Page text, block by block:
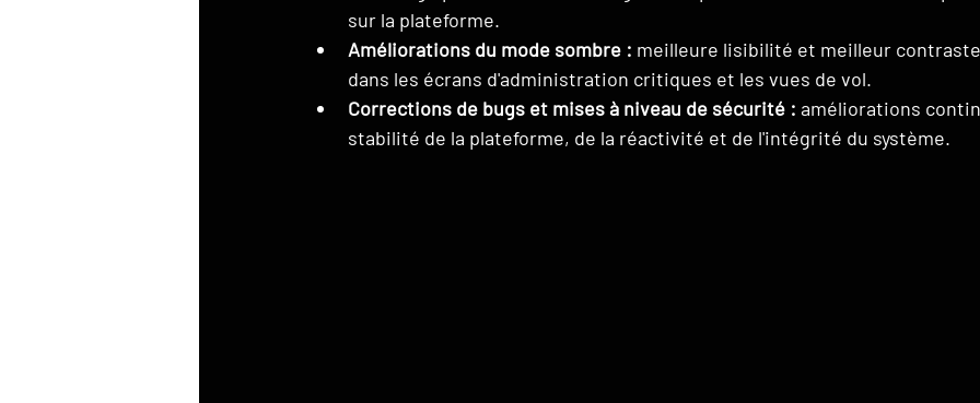
sur la plateforme.
Améliorations du mode sombre : meilleure lisibilité et meilleur
dans les écrans d'administration critiques et les vues de vol.
Corrections de bugs et mises à niveau de sécurité : améliorations
stabilité de la plateforme, de la réactivité et de l'intégrité du système.